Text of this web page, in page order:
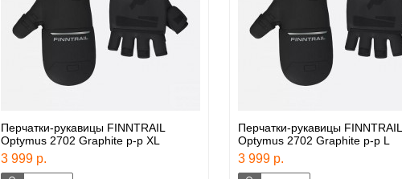
Перчатки-рукавицы FINNTRAIL
Optymus 2702 Graphite р-р XL
3 999 р.
Перчатки-рукавицы FINNTRAIL
Optymus 2702 Graphite р-р L
3 999 р.